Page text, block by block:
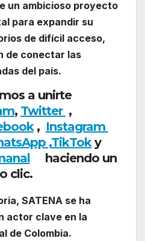
un ambicioso proyecto
para expandir su
de difícil acceso,
de conectar las
del país.
a unirte
, Twitter ,
, Instagram
,TikToky
haciendo un
clic.
SATENA se ha
actor clave en la
de Colombia.